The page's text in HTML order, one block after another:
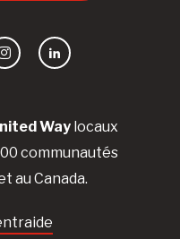
Waylocaux
communautés
au Canada.
InstagramLinkedIn